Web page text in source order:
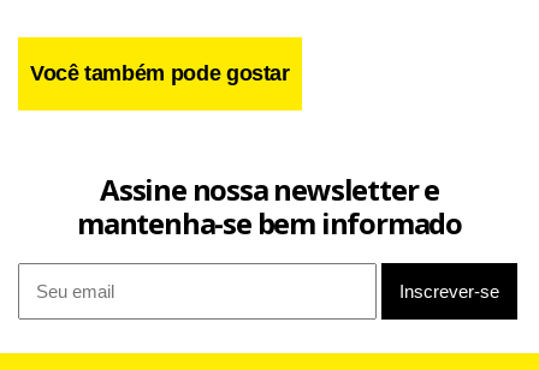
dignidade e saúde.
Você também pode gostar
Assine nossa newsletter e
mantenha-se bem informado